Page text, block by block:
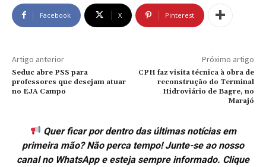
Facebook X Pinterest
Artigo anterior
Seduc abre PSS para
professores que desejam atuar
no EJA Campo
Próximo artigo
CPH faz visita técnica à obra de
reconstrução do Terminal
Hidroviário de Bagre, no
Marajó
Quer ficar por dentro das últimas notícias em
primeira mão? Não perca tempo! Junte-se ao nosso
canal no WhatsApp e esteja sempre informado. Clique